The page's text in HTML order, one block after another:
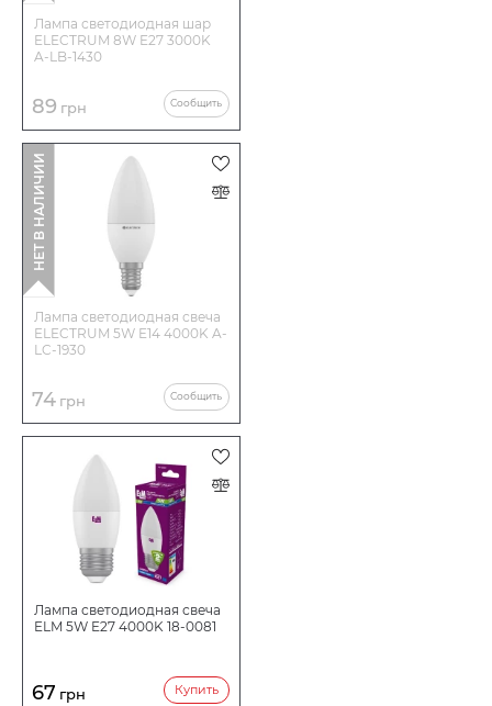
Лампа светодиодная шар
ELECTRUM 8W E27 3000K
A-LB-1430
89 грн Сообщить
Лампа светодиодная свеча
ELECTRUM 5W E14 4000K A-
LC-1930
74 грн Сообщить
НЕТ В НАЛИЧИИ
Лампа светодиодная свеча
ELM 5W E27 4000K 18-0081
67 грн Купить